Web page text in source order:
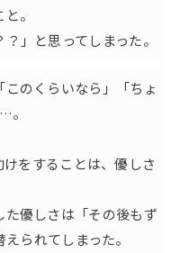
。
」と思ってしまった。
このくらいなら」「ちょ
。
をすることは、優しさ
優しさは「その後もず
られてしまった。